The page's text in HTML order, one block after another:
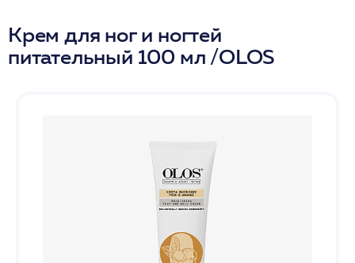
Крем для ног и ногтей
питательный 100 мл /OLOS